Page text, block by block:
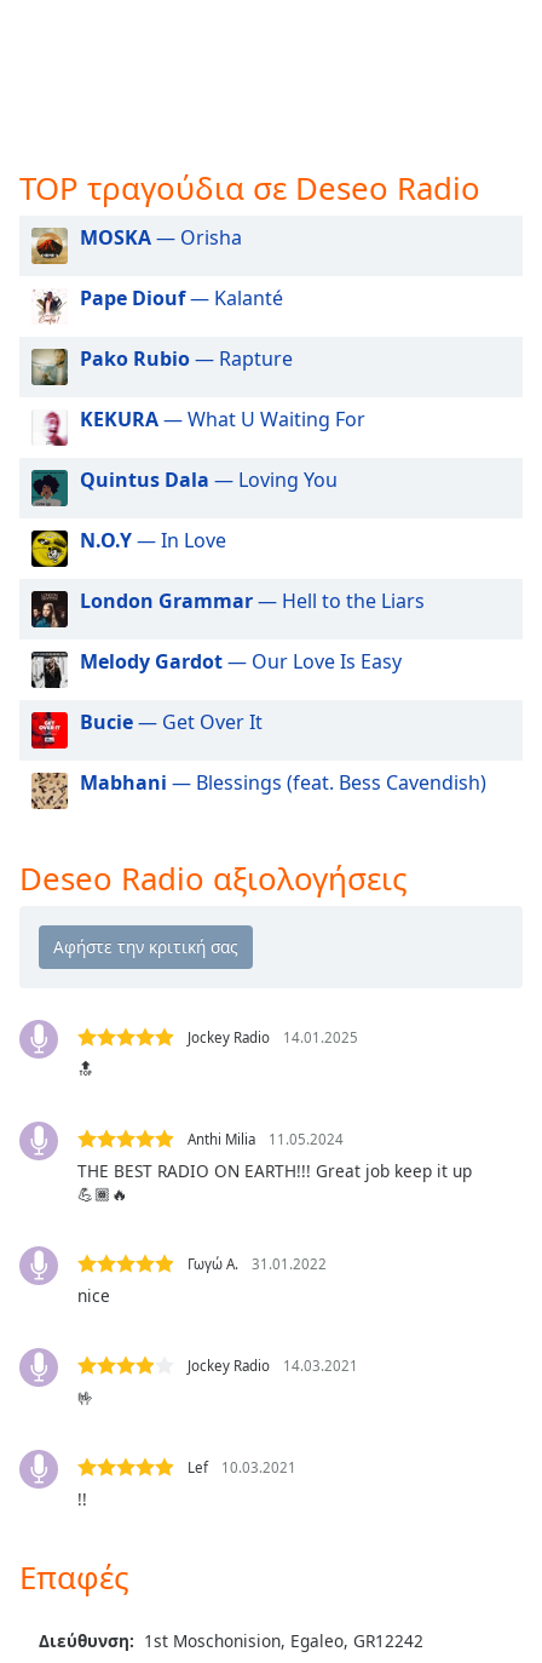
off,
selected
Audio
Picture-
in-
Picture
This
modal
window.
dialog
window.
Escape
cancel
and
close
Color
Color
Caption
Area
Color
Font
Text
Style
TOP τραγούδια σε Deseo Radio
MOSKA— Orisha
Pape Diouf— Kalanté
Pako Rubio— Rapture
KEKURA— What U Waiting For
Quintus Dala — Loving You
N.O.Y— In Love
London Grammar— Hell to the Liars
Melody Gardot— Our Love Is Easy
Bucie— Get Over It
Mabhani — Blessings (feat. Bess Cavendish)
Deseo Radio αξιολογήσεις
Jockey Radio 14.01.2025
🔝
Anthi Milia 11.05.2024
THE BEST RADIO ON EARTH!!! Great job keep it up
💪🏾🔥
Γωγώ Α. 31.01.2022
nice
Jockey Radio 14.03.2021
🤟
Lef 10.03.2021
!!
Επαφές
Διεύθυνση: 1st Moschonision, Egaleo, GR12242